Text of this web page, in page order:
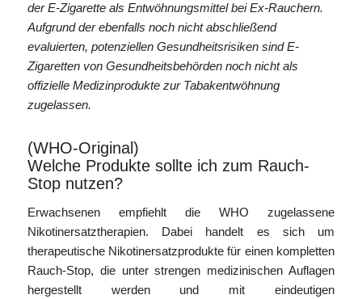
der E-Zigarette als Entwöhnungsmittel bei Ex-Rauchern.
Aufgrund der ebenfalls noch nicht abschließend
evaluierten, potenziellen Gesundheitsrisiken sind E-
Zigaretten von Gesundheitsbehörden noch nicht als
offizielle Medizinprodukte zur Tabakentwöhnung
zugelassen.
(WHO-Original)
Welche Produkte sollte ich zum Rauch-
Stop nutzen?
Erwachsenen empfiehlt die WHO zugelassene
Nikotinersatztherapien. Dabei handelt es sich um
therapeutische Nikotinersatzprodukte für einen kompletten
Rauch-Stop, die unter strengen medizinischen Auflagen
hergestellt werden und mit eindeutigen